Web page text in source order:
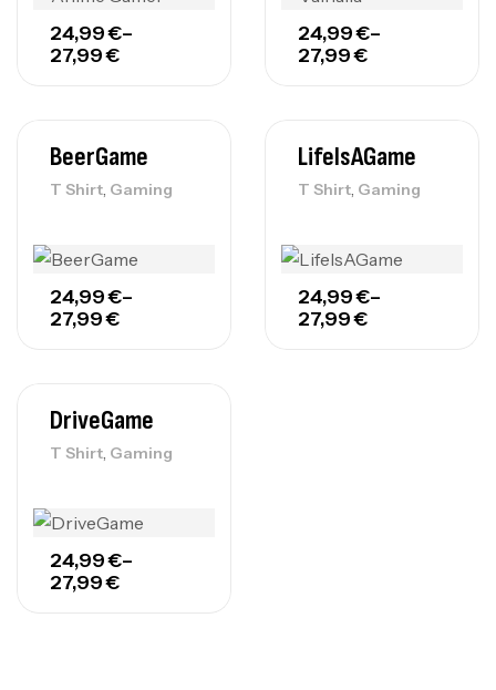
24,99€–
27,99€
24,99€–
27,99€
BeerGame
T Shirt Gaming
24,99€–
27,99€
LifeIsAGame
T Shirt Gaming
24,99€–
27,99€
DriveGame
T Shirt Gaming
24,99€–
27,99€